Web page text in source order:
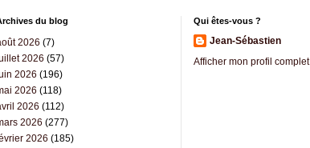
du blog
2026 (7)
2026 (57)
2026 (196)
2026 (118)
2026 (112)
2026 (277)
2026 (185)
Qui êtes-vous ?
Jean-Sébastien
Afficher mon profil complet